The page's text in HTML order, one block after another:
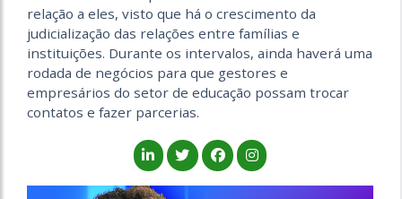
relação a eles, visto que há o crescimento da
judicialização das relações entre famílias e
instituições. Durante os intervalos, ainda haverá uma
rodada de negócios para que gestores e
empresários do setor de educação possam trocar
contatos e fazer parcerias.